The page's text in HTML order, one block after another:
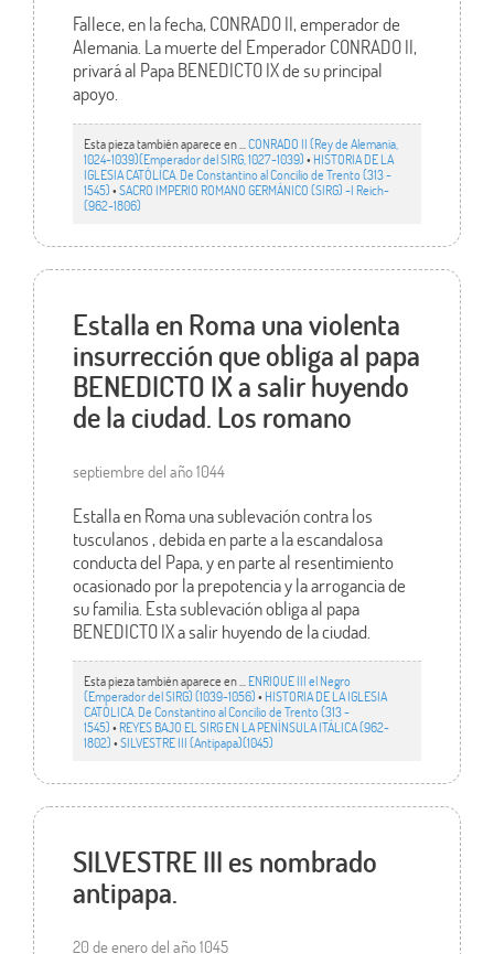
Fallece, en la fecha, CONRADO II, emperador de
Alemania. La muerte del Emperador CONRADO II,
privará al Papa BENEDICTO IX de su principal
apoyo.
Esta pieza también aparece en ... CONRADO II (Rey de Alemania,
1024-1039)(Emperador del SIRG, 1027-1039)• HISTORIA DE LA
IGLESIA CATÓLICA. De Constantino al Concilio de Trento (313 -
1545)•SACRO IMPERIO ROMANO GERMÁNICO (SIRG) -I Reich-
(962-1806)
Estalla en Roma una violenta
insurrección que obliga al papa
BENEDICTO IX a salir huyendo
de la ciudad. Los romano
septiembre del año 1044
Estalla en Roma una sublevación contra los
tusculanos , debida en parte a la escandalosa
conducta del Papa, y en parte al resentimiento
ocasionado por la prepotencia y la arrogancia de
su familia. Esta sublevación obliga al papa
BENEDICTO IX a salir huyendo de la ciudad.
Esta pieza también aparece en ... ENRIQUE III el Negro
(Emperador del SIRG) (1039-1056)• HISTORIA DE LA IGLESIA
CATÓLICA. De Constantino al Concilio de Trento (313 -
1545)• REYES BAJO EL SIRG EN LA PENÍNSULA ITÁLICA (962-
1802)•SILVESTRE III (Antipapa)(1045)
SILVESTRE III es nombrado
antipapa.
20 de enero del año 1045